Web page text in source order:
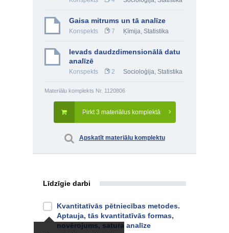
Gaisa mitrums un tā analīze
Konspekts 7 Ķīmija, Statistika
Ievads daudzdimensionālā datu
analīzē
Konspekts 2 Socioloģija, Statistika
Materiālu komplekts Nr. 1120806
Pirkt 3 materiālus komplektā
Apskatīt materiālu komplektu
Līdzīgie darbi
Kvantitatīvās pētniecības metodes.
Aptauja, tās kvantitatīvās formas,
novērojums, satura analīze